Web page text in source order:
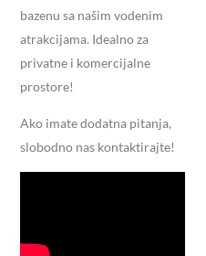
bazenu sa našim vodenim
atrakcijama. Idealno za
privatne i komercijalne
prostore!
Ako imate dodatna pitanja,
slobodno nas kontaktirajte!